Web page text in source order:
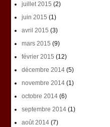
juillet 2015 (2)
juin 2015 (1)
avril 2015 (3)
mars 2015 (9)
février 2015 (12)
décembre 2014(5)
novembre 2014(1)
octobre 2014(6)
septembre 2014(1)
août 2014(7)